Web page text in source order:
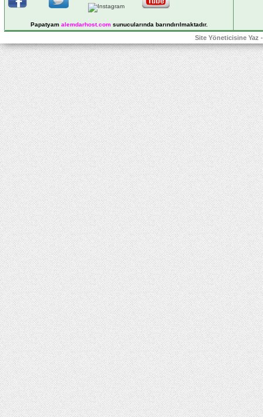
Papatyam alemdarhost.comsunucularında barındırılmaktadır.
Site Yöneticisine Yaz